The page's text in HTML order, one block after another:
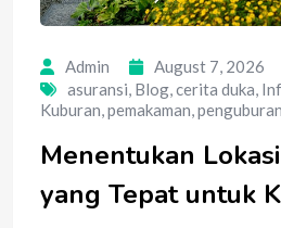
Admin August 7, 2026
asuransi, Blog,cerita duka,
Kuburan,pemakaman,penguburan
Menentukan
yang Tepat untuk